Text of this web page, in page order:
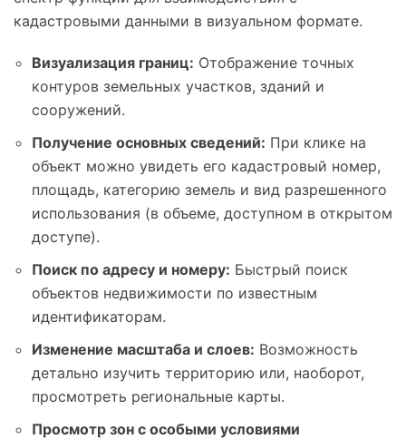
кадастровыми данными в визуальном формате.
Визуализация границ: Отображение точных
контуров земельных участков, зданий и
сооружений.
Получение основных сведений: При клике на
объект можно увидеть его кадастровый номер,
площадь, категорию земель и вид разрешенного
использования (в объеме, доступном в открытом
доступе).
Поиск по адресу и номеру: Быстрый поиск
объектов недвижимости по известным
идентификаторам.
Изменение масштаба и слоев: Возможность
детально изучить территорию или, наоборот,
просмотреть региональные карты.
Просмотр зон с особыми условиями